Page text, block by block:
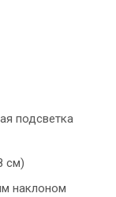
подсветка
см)
наклоном